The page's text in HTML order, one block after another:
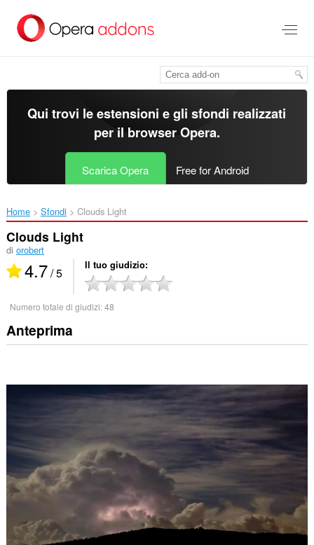
contenuto
Qui trovi le estensioni e gli sfondi realizzati
per il browser Opera.
Scarica Opera Free for Android
Home Sfondi Clouds Light‎
Clouds Light
di orobert
4.7/ 5 Il tuo giudizio
Numero totale di giudizi:48
Anteprima